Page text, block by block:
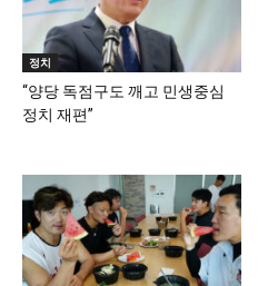
정치
“양당 독점구도 깨고 민생중심
정치 재편”